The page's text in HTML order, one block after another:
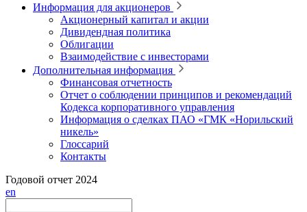
Информация для акционеров
Акционерный капитал и акции
Дивидендная политика
Облигации
Взаимодействие с инвесторами
Дополнительная информация
Финансовая отчетность
Отчет о соблюдении принципов и рекомендаций
Кодекса корпоративного управления
Информация о сделках ПАО «ГМК «Норильский
никель»
Глоссарий
Контакты
Годовой отчет 2024
en